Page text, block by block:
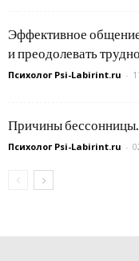
Эффективное
и преодолевать
Психолог Psi-Labirint.ru -
Причины бессонницы.
Психолог Psi-Labirint.ru -